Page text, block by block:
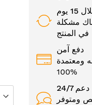
يوم
مشكلة
في المنتج
دفع آمن
ومعتمدة
100%
24/7 دعم
ومتوفر